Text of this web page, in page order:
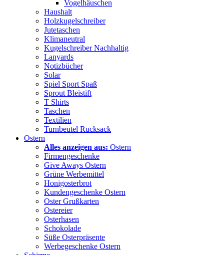
Vogelhäuschen
Haushalt
Holzkugelschreiber
Jutetaschen
Klimaneutral
Kugelschreiber Nachhaltig
Lanyards
Notizbücher
Solar
Spiel Sport Spaß
Sprout Bleistift
T Shirts
Taschen
Textilien
Turnbeutel Rucksack
Ostern
Alles anzeigen aus: Ostern
Firmengeschenke
Give Aways Ostern
Grüne Werbemittel
Honigosterbrot
Kundengeschenke Ostern
Oster Grußkarten
Ostereier
Osterhasen
Schokolade
Süße Osterpräsente
Werbegeschenke Ostern